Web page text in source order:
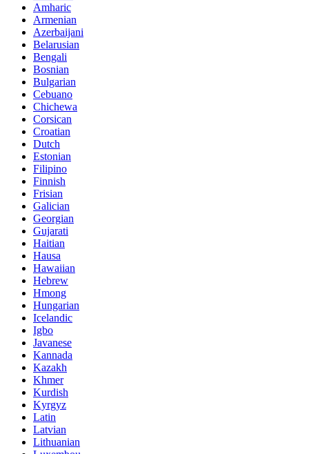
Amharic
Armenian
Azerbaijani
Belarusian
Bengali
Bosnian
Bulgarian
Cebuano
Chichewa
Corsican
Croatian
Dutch
Estonian
Filipino
Finnish
Frisian
Galician
Georgian
Gujarati
Haitian
Hausa
Hawaiian
Hebrew
Hmong
Hungarian
Icelandic
Igbo
Javanese
Kannada
Kazakh
Khmer
Kurdish
Kyrgyz
Latin
Latvian
Lithuanian